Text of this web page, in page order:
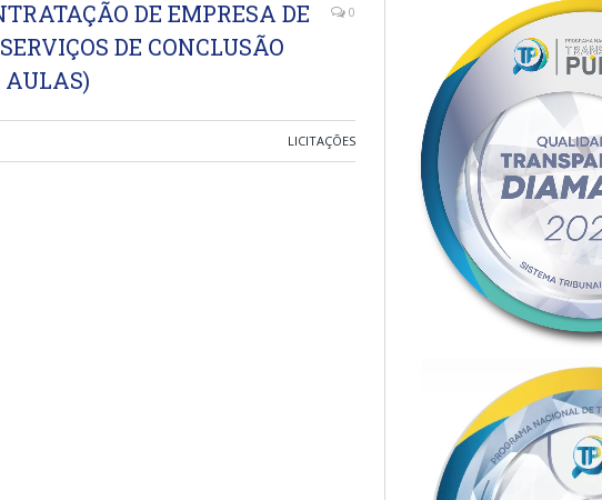
DE EMPRESA DE
DE CONCLUSÃO
AULAS)
0
LICITAÇÕES